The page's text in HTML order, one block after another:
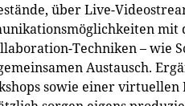
über Live-
Techniken – wie
Austausch.
sowie einer